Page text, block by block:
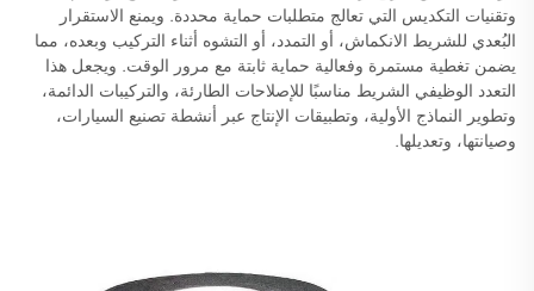
وتقنيات التكديس التي تعالج متطلبات حماية محددة. ويمنع الاستقرار
البُعدي للشريط الانكماش، أو التمدد، أو التشوه أثناء التركيب وبعده، مما
يضمن تغطية مستمرة وفعالية حماية ثابتة مع مرور الوقت. ويجعل هذا
التعدد الوظيفي الشريط مناسبًا للإصلاحات الطارئة، والتركيبات الدائمة،
وتطوير النماذج الأولية، وتطبيقات الإنتاج عبر أنشطة تصنيع السيارات،
وصيانتها، وتعديلها.